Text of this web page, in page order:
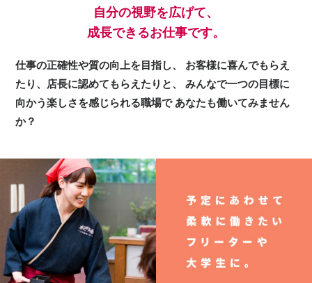
自分の視野を広げて、
成長できるお仕事です。
仕事の正確性や質の向上を目指し、
お客様に喜んでもらえ
たり、店長に認めてもらえたりと、
みんなで一つの目標に
向かう楽しさを感じられる職場であなたも働いてみません
か？